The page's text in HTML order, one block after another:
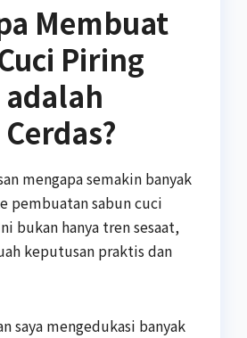
Membuat
Piring
mengapa semakin banyak
pembuatan sabun cuci
bukan hanya tren sesaat,
keputusan praktis dan
saya mengedukasi banyak